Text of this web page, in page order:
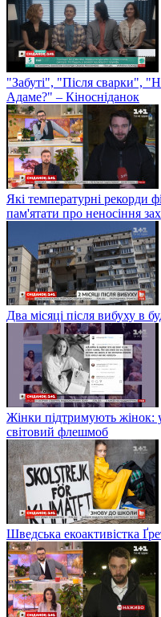
"Забуті", "Після сварки",
Адаме?" – Кіносніданок
Які температурні рекорди
пам'ятати про неносіння
Два місяці після вибуху в
Жінки підтримують жінок:
світовий флешмоб
Шведська екоактивістка